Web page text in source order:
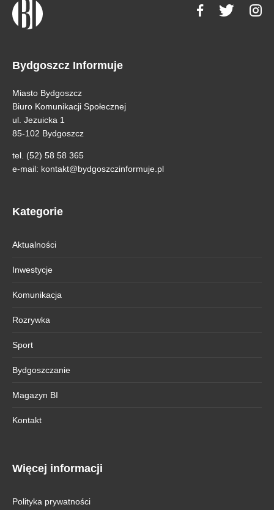
Bydgoszcz Informuje
Miasto Bydgoszcz
Biuro Komunikacji Społecznej
ul. Jezuicka 1
85-102 Bydgoszcz
tel. (52) 58 58 365
e-mail: kontakt@bydgoszczinformuje.pl
Kategorie
Aktualności
Inwestycje
Komunikacja
Rozrywka
Sport
Bydgoszczanie
Magazyn BI
Kontakt
Więcej informacji
Polityka prywatności